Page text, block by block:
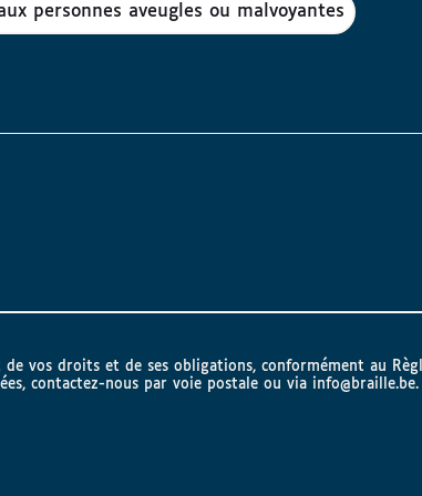
personnes aveugles ou malvoyantes
vos droits et de ses obligations, conformément au
contactez-nous par voie postale ou via info@braille.be.